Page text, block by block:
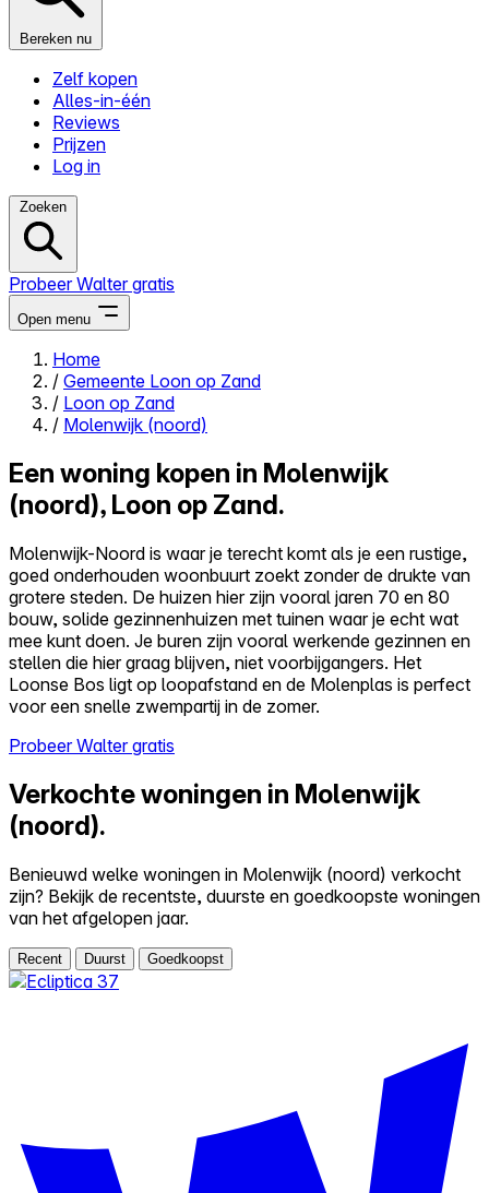
Bereken nu
Zelf kopen
Alles-in-één
Reviews
Prijzen
Log in
Zoeken
Probeer Walter gratis
Open menu
Close menu
Zelf kopen
Reviews
Prijzen
Log in
Probeer Walter gratis
Home
/ Gemeente Loon op Zand
/ Loon op Zand
/ Molenwijk (noord)
Een woning kopen in Molenwijk
(noord), Loon op Zand.
Molenwijk-Noord is waar je terecht komt als je een rustige,
goed onderhouden woonbuurt zoekt zonder de drukte van
grotere steden. De huizen hier zijn vooral jaren 70 en 80
bouw, solide gezinnenhuizen met tuinen waar je echt wat
mee kunt doen. Je buren zijn vooral werkende gezinnen en
stellen die hier graag blijven, niet voorbijgangers. Het
Loonse Bos ligt op loopafstand en de Molenplas is perfect
voor een snelle zwempartij in de zomer.
Probeer Walter gratis
Verkochte woningen in Molenwijk
(noord).
Benieuwd welke woningen in Molenwijk (noord) verkocht
zijn? Bekijk de recentste, duurste en goedkoopste woningen
van het afgelopen jaar.
Recent Duurst Goedkoopst